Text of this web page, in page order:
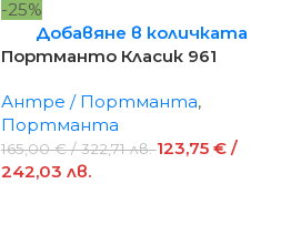
-25%
Добавяне в количката
Портманто Класик 961
Антре / Портманта,
Портманта
165,00€/ 322,71 лв.123,75 €/
242,03 лв.